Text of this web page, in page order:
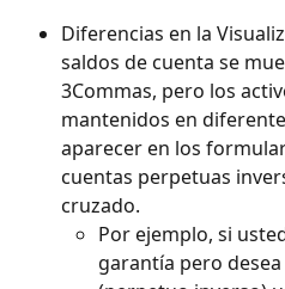
Diferencias en la
saldos de cuenta se
3Commas, pero los
mantenidos en
aparecer en los
cuentas perpetuas
cruzado.
Por ejemplo, si
garantía pero desea